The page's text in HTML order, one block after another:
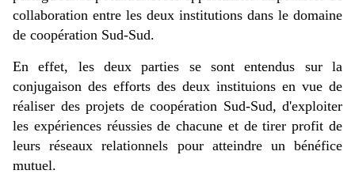
collaboration entre les deux institutions dans le domaine
de coopération Sud-Sud.
En effet, les deux parties se sont entendus sur la
conjugaison des efforts des deux instituions en vue de
réaliser des projets de coopération Sud-Sud, d'exploiter
les expériences réussies de chacune et de tirer profit de
leurs réseaux relationnels pour atteindre un bénéfice
mutuel.